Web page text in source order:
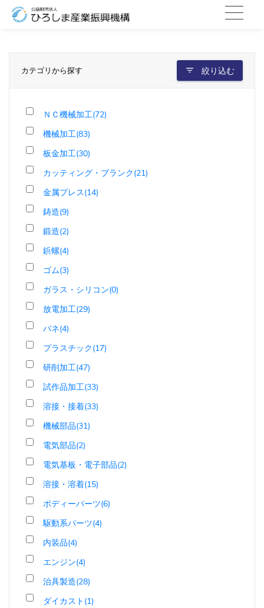
カテゴリから探す 絞り込む
ＮＣ機械加工(72)
機械加工(83)
板金加工(30)
カッティング・ブランク(21)
金属プレス(14)
鋳造(9)
鍛造(2)
鋲螺(4)
ゴム(3)
ガラス・シリコン(0)
放電加工(29)
バネ(4)
プラスチック(17)
研削加工(47)
試作品加工(33)
溶接・接着(33)
機械部品(31)
電気部品(2)
電気基板・電子部品(2)
溶接・溶着(15)
ボディーパーツ(6)
駆動系パーツ(4)
内装品(4)
エンジン(4)
治具製造(28)
ダイカスト(1)